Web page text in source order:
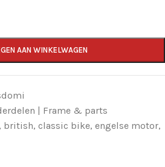
AAN WINKELWAGEN
| Frame & parts
, british, classic bike, engelse motor,